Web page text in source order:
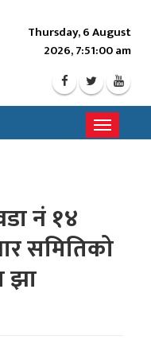
Thursday, 6 August
2026, 7:51:02 am
Toggle
नं १४
समितिको
झा